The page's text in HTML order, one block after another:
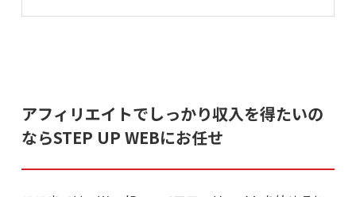
アフィリエイトでしっかり収入を得たいの
ならSTEP UP WEBにお任せ